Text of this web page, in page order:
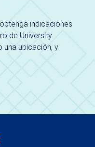
indicaciones
de University
una ubicación, y